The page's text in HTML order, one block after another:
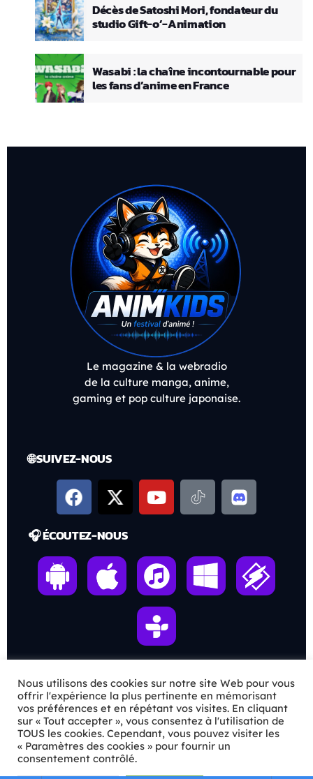
Décès de Satoshi Mori, fondateur du
studio Gift-o’-Animation
Wasabi : la chaîne incontournable pour
les fans d’anime en France
Le magazine & la webradio
de la culture manga, anime,
gaming et pop culture japonaise.
🌐 SUIVEZ-NOUS
🎧 ÉCOUTEZ-NOUS
ℹ️ INFOS PRATIQUES
✉️ Contact
🦊Qui sommes-nous ?
📄Mentions légales
Nous utilisons des cookies sur notre site Web pour vous
offrir l'expérience la plus pertinente en mémorisant
vos préférences et en répétant vos visites. En cliquant
sur « Tout accepter », vous consentez à l'utilisation de
TOUS les cookies. Cependant, vous pouvez visiter les
« Paramètres des cookies » pour fournir un
consentement contrôlé.